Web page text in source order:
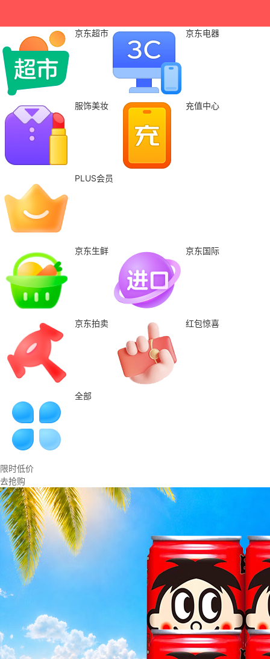
京东超市 京东电器
服饰美妆 充值中心
PLUS会员
京东生鲜 京东国际
京东拍卖 红包惊喜
全部
限时低价
去抢购